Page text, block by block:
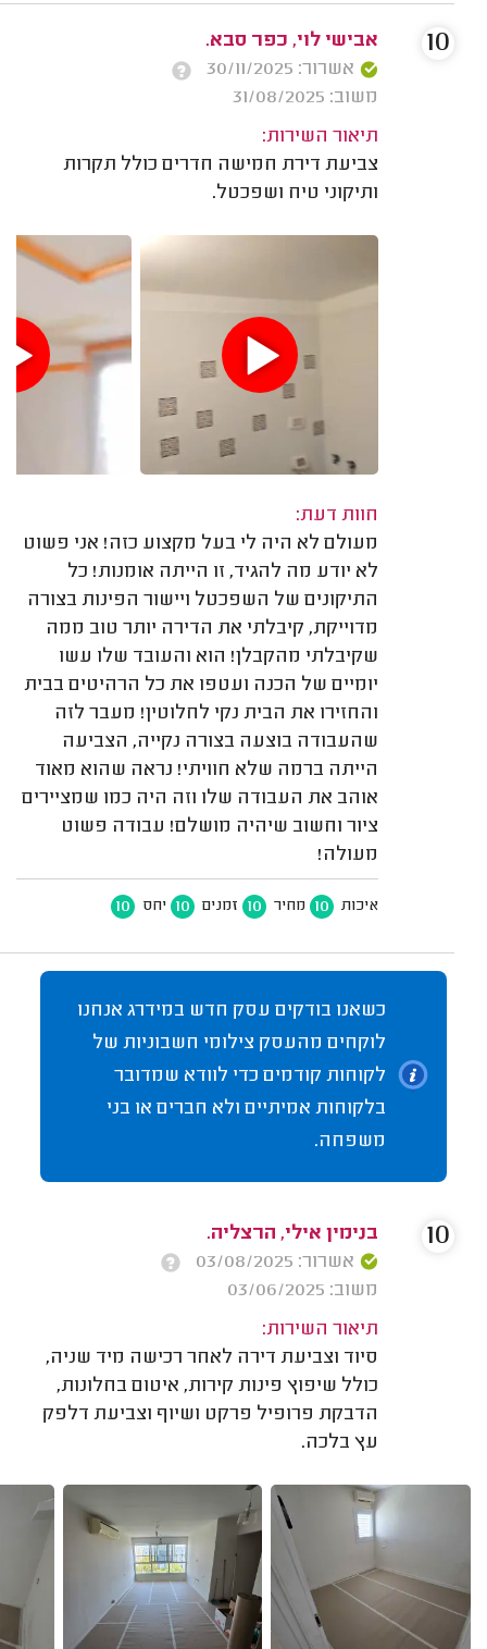
אבישי לוי, כפר סבא.
אשרור: 30/11/2025
משוב: 31/08/2025
תיאור השירות:
צביעת דירת חמישה חדרים כולל תקרות
ותיקוני טיח ושפכטל.
חוות דעת:
מעולם לא היה לי בעל מקצוע כזה! אני פשוט
לא יודע מה להגיד, זו הייתה אומנות! כל
התיקונים של השפכטל ויישור הפינות בצורה
מדוייקת, קיבלתי את הדירה יותר טוב ממה
שקיבלתי מהקבלן! הוא והעובד שלו עשו
יומיים של הכנה ועטפו את כל הרהיטים בבית
והחזירו את הבית נקי לחלוטין! מעבר לזה
שהעבודה בוצעה בצורה נקייה, הצביעה
הייתה ברמה שלא חוויתי! נראה שהוא מאוד
אוהב את העבודה שלו וזה היה כמו שמציירים
ציור וחשוב שיהיה מושלם! עבודה פשוט
מעולה!
איכות 10 מחיר 10 זמנים 10 יחס 10
10
כשאנו בודקים עסק חדש במידרג אנחנו
לוקחים מהעסק צילומי חשבוניות של
לקוחות קודמים כדי לוודא שמדובר
בלקוחות אמיתיים ולא חברים או בני
משפחה.
בנימין אילי, הרצליה.
אשרור: 03/08/2025
משוב: 03/06/2025
תיאור השירות:
סיוד וצביעת דירה לאחר רכישה מיד שניה,
כולל שיפוץ פינות קירות, איטום בחלונות,
הדבקת פרופיל פרקט ושיוף וצביעת דלפק
עץ בלכה.
10